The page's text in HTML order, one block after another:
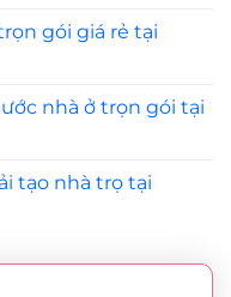
gói giá rẻ tại
nhà ở trọn gói tại
tạo nhà trọ tại